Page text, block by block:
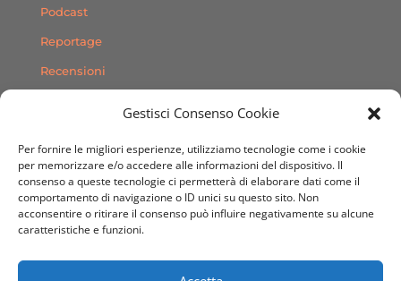
Gestisci Consenso Cookie
Per fornire le migliori esperienze, utilizziamo tecnologie come i cookie
per memorizzare e/o accedere alle informazioni del dispositivo. Il
consenso a queste tecnologie ci permetterà di elaborare dati come il
comportamento di navigazione o ID unici su questo sito. Non
acconsentire o ritirare il consenso può influire negativamente su alcune
caratteristiche e funzioni.
Podcast
Reportage
Recensioni
Contatti
SEGUICI SUI SOCIAL